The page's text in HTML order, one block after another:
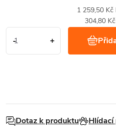
1 259,50 Kč
Měrná
304,80
Dotaz k produktu Hlídací